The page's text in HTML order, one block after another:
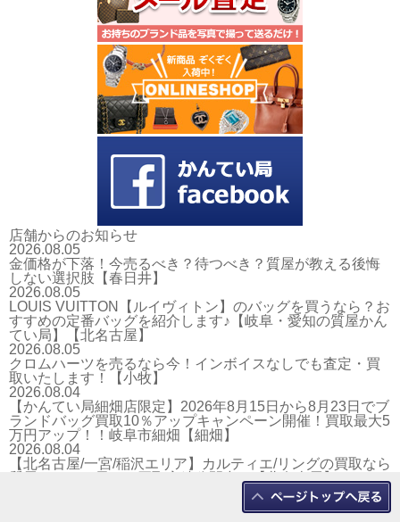
店舗からのお知らせ
2026.08.05
金価格が下落！今売るべき？待つべき？質屋が教える後悔
しない選択肢【春日井】
2026.08.05
LOUIS VUITTON【ルイヴィトン】のバッグを買うなら？お
すすめの定番バッグを紹介します♪【岐阜・愛知の質屋かん
てい局】【北名古屋】
2026.08.05
クロムハーツを売るなら今！インボイスなしでも査定・買
取いたします！【小牧】
2026.08.04
【かんてい局細畑店限定】2026年8月15日から8月23日でブ
ランドバッグ買取10％アップキャンペーン開催！買取最大5
万円アップ！！岐阜市細畑【細畑】
2026.08.04
【北名古屋/一宮/稲沢エリア】カルティエ/リングの買取なら
質屋かんてい局へ！買取実績公開中！【北名古屋】
【買取強化中】オメガ/OMEGA在庫不足につき全モデルを